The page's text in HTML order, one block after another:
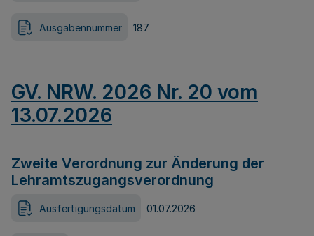
Ausgabennummer 187
GV. NRW. 2026 Nr. 20 vom
13.07.2026
Zweite Verordnung zur Änderung der
Lehramtszugangsverordnung
Ausfertigungsdatum 01.07.2026